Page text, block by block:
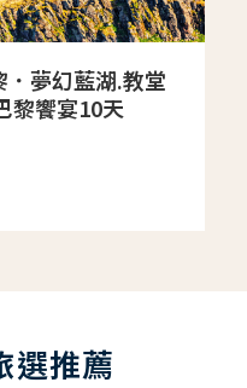
．夢幻藍湖.教堂
黎饗宴10天
選推薦